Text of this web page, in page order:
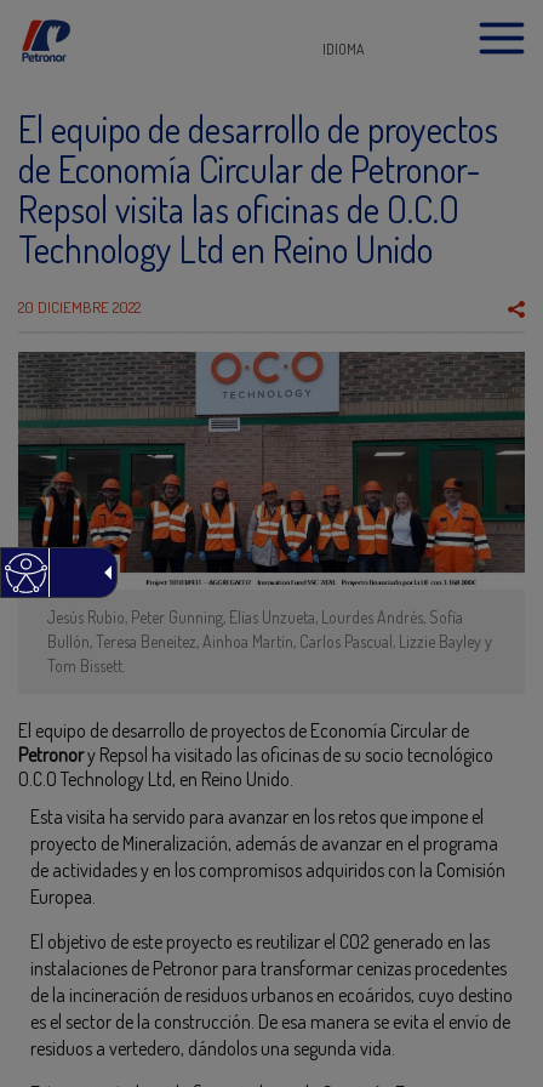
IDIOMA
El equipo de desarrollo de proyectos
de Economía Circular de Petronor-
Repsol visita las oficinas de O.C.O
Technology Ltd en Reino Unido
20 DICIEMBRE 2022
Jesús Rubio, Peter Gunning, Elías Unzueta, Lourdes Andrés, Sofía
Bullón, Teresa Beneitez, Ainhoa Martín, Carlos Pascual, Lizzie Bayley y
Tom Bissett.
El equipo de desarrollo de proyectos de Economía Circular de
Petronory Repsol ha visitado las oficinas de su socio tecnológico
O.C.O Technology Ltd, en Reino Unido.
Esta visita ha servido para avanzar en los retos que impone el
proyecto de Mineralización, además de avanzar en el programa
de actividades y en los compromisos adquiridos con la Comisión
Europea.
El objetivo de este proyecto es reutilizar el CO2 generado en las
instalaciones de Petronor para transformar cenizas procedentes
de la incineración de residuos urbanos en ecoáridos, cuyo destino
es el sector de la construcción. De esa manera se evita el envío de
residuos a vertedero, dándolos una segunda vida.